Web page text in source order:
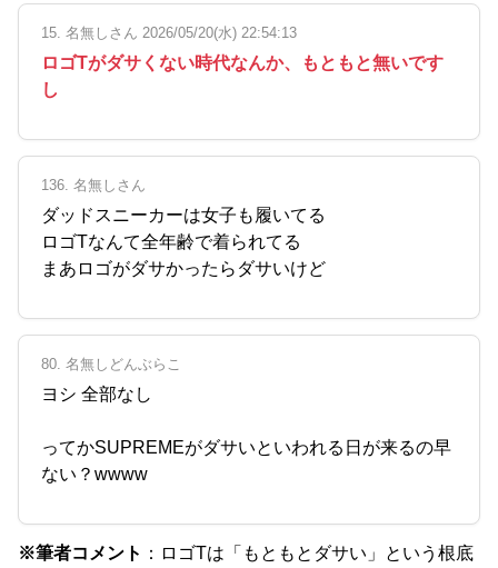
15. 名無しさん 2026/05/20(水) 22:54:13
ロゴTがダサくない時代なんか、もともと無いです
し
136. 名無しさん
ダッドスニーカーは女子も履いてる
ロゴTなんて全年齢で着られてる
まあロゴがダサかったらダサいけど
80. 名無しどんぶらこ
ヨシ 全部なし
ってかSUPREMEがダサいといわれる日が来るの早
ない？wwww
※筆者コメント ：ロゴTは「もともとダサい」という根底